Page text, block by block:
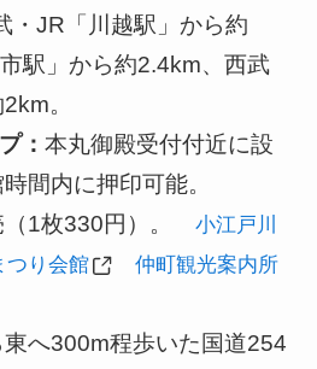
・JR「川越駅」から約
駅」から約2.4km、西武
。
： 本丸御殿受付付近に設
間内に押印可能。
（1枚330円）。 小江戸川
つり会館 仲町観光案内所
へ300m程歩いた国道254